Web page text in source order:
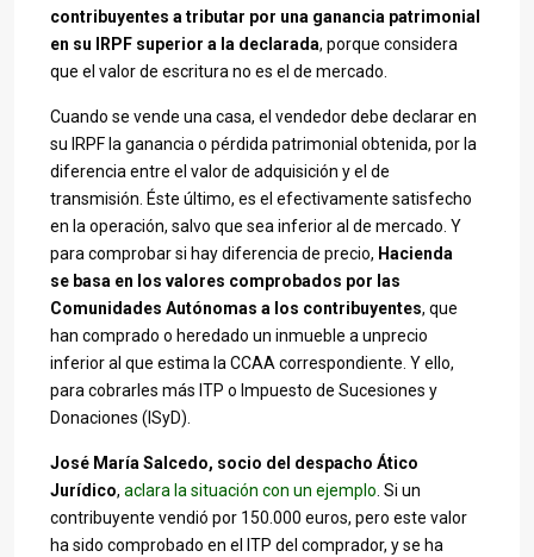
contribuyentes a tributar por una ganancia patrimonial
en su IRPF superior a la declarada, porque considera
que el valor de escritura no es el de mercado.
Cuando se vende una casa, el vendedor debe declarar en
su IRPF la ganancia o pérdida patrimonial obtenida, por la
diferencia entre el valor de adquisición y el de
transmisión. Éste último, es el efectivamente satisfecho
en la operación, salvo que sea inferior al de mercado. Y
para comprobar si hay diferencia de precio, Hacienda
se basa en los valores comprobados por las
Comunidades Autónomas a los contribuyentes, que
han comprado o heredado un inmueble a unprecio
inferior al que estima la CCAA correspondiente. Y ello,
para cobrarles más ITP o Impuesto de Sucesiones y
Donaciones (ISyD).
José María Salcedo, socio del despacho Ático
Jurídico, aclara la situación con un ejemplo . Si un
contribuyente vendió por 150.000 euros, pero este valor
ha sido comprobado en el ITP del comprador, y se ha